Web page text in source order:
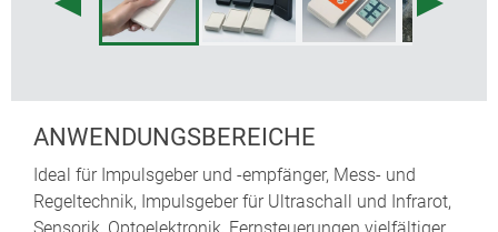
ANWENDUNGSBEREICHE
Ideal für Impulsgeber und -empfänger, Mess- und
Regeltechnik, Impulsgeber für Ultraschall und Infrarot,